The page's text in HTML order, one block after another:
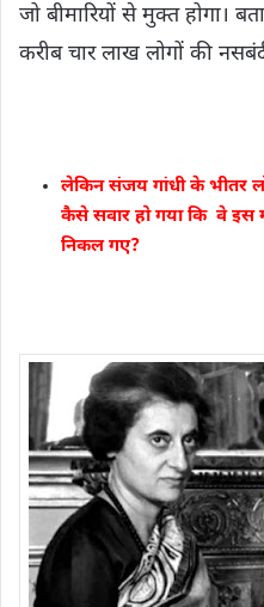
जो बीमारियों से मुक्त होगा।
करीब चार लाख लोगों की
लेकिन संजय गांधी के भीतर
कैसे सवार हो गया कि वे
निकल गए?